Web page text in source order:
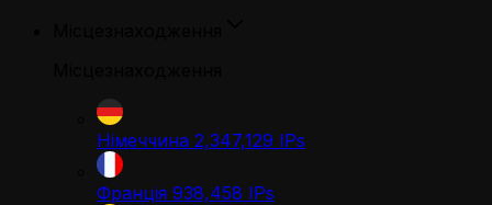
Німеччина 2,347,129 IPs
Франція 938,458 IPs